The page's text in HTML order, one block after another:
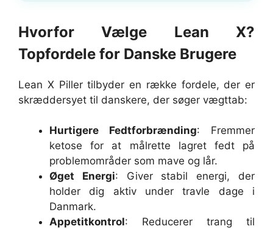
Hvorfor Vælge Lean X?
Topfordele for Danske Brugere
Lean X Piller tilbyder en række fordele, der er
skræddersyet til danskere, der søger vægttab:
Hurtigere Fedtforbrænding: Fremmer
ketose for at målrette lagret fedt på
problemområder som mave og lår.
Øget Energi: Giver stabil energi, der
holder dig aktiv under travle dage i
Danmark.
Appetitkontrol: Reducerer trang til